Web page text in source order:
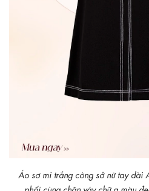
Áo sơ mi trắng công sở nữ tay
phối cùng chân váy chữ a màu